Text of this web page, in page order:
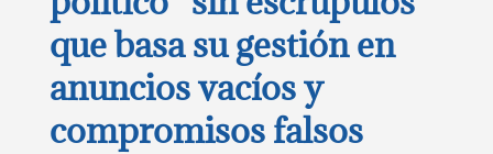
que basa su gestión en
anuncios vacíos y
compromisos falsos